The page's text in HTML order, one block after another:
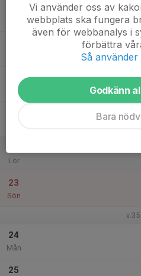
Fotbollslekis
Enebybergs IP
Tor
Lör
23
Sön
v.35
24
Mån
25
Vi använder oss av
webbplats ska fungera
även för webbanalys i
förbättra
Så använder
Godkänn
Bara